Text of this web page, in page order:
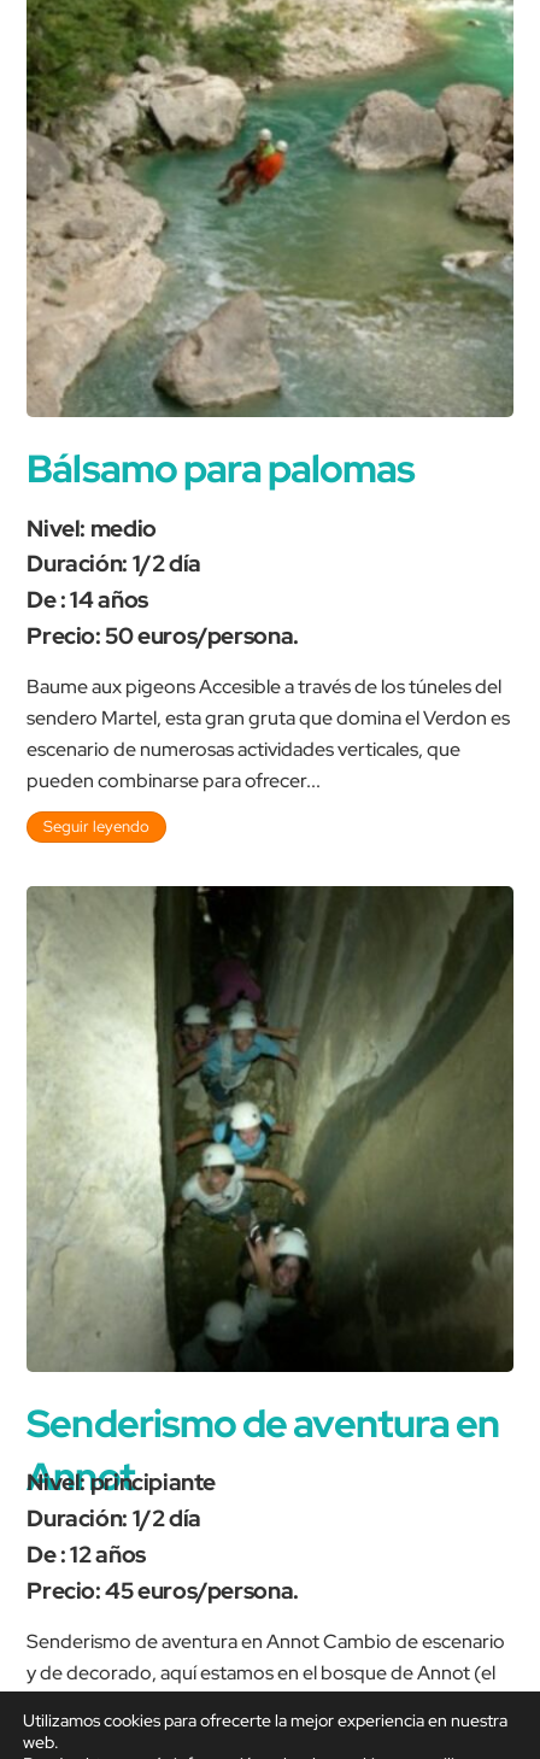
Bálsamo para palomas
Nivel: medio
Duración: 1/2 día
De : 14 años
Precio: 50 euros/persona.
Baume aux pigeons Accesible a través de los túneles del
sendero Martel, esta gran gruta que domina el Verdon es
escenario de numerosas actividades verticales, que
pueden combinarse para ofrecer...
Seguir leyendo
Senderismo de aventura en
Annot
Nivel: principiante
Duración: 1/2 día
De : 12 años
Precio: 45 euros/persona.
Senderismo de aventura en Annot Cambio de escenario
y de decorado, aquí estamos en el bosque de Annot (el
y el paisaje son completamente diferentes y estamos...
Utilizamos cookies para ofrecerte la mejor experiencia en nuestra
web.